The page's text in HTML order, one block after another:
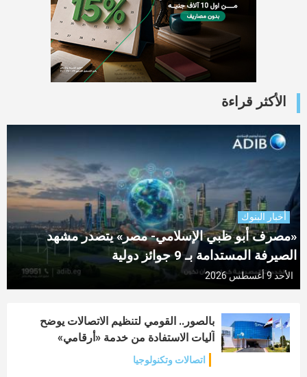
الأكثر قراءة
أخبار البنوك
«مصرف أبو ظبي الإسلامي- مصر» يتصدر مشهد
الصيرفة المستدامة بـ 9 جوائز دولية
الأحد 9 أغسطس 2026
بالصور.. القومي لتنظيم الاتصالات يوضح
آليات الاستفادة من خدمة «أرقامي»
اتصالات وتكنولوجيا